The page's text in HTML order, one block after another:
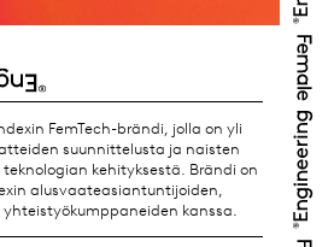
FemTech-brändi, jolla on yli
suunnittelusta ja naisten
kehityksestä. Brändi on
alusvaateasiantuntijoiden,
kanssa.